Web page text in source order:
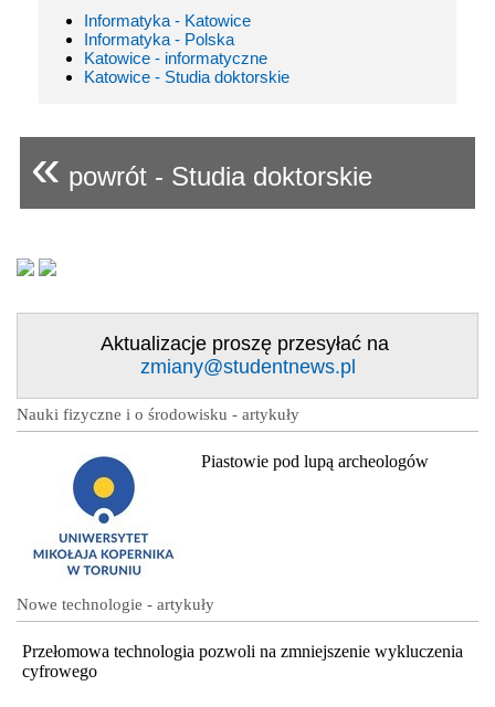
Informatyka - Katowice
Informatyka - Polska
Katowice - informatyczne
Katowice - Studia doktorskie
« powrót - Studia doktorskie
Aktualizacje proszę przesyłać na
zmiany@studentnews.pl
Nauki fizyczne i o środowisku - artykuły
Piastowie pod lupą archeologów
Nowe technologie - artykuły
Przełomowa technologia pozwoli na zmniejszenie wykluczenia
cyfrowego